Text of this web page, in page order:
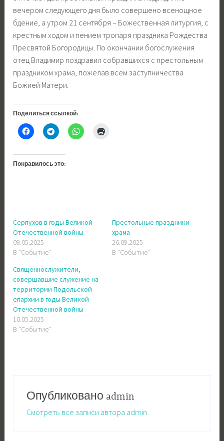
вечером следующего дня было совершено всенощное
бдение, а утром 21 сентября – Божественная литургия, с
крестным ходом и пением тропаря праздника Рождества
Пресвятой Богородицы. По окончании богослужения
отец Владимир поздравил собравшихся с престольным
праздником храма, пожелав всем заступничества
Божией Матери.
Поделиться ссылкой:
Понравилось это:
Серпухов в годы Великой
Отечественной войны
09.05.2025
В "Событие"
Престольные праздники
храма
26.09.2025
В "Событие"
Священнослужители,
совершавшие служение на
территории Подольской
епархии в годы Великой
Отечественной войны
10.05.2025
В "Событие"
Опубликовано admin
Смотреть все записи автора admin